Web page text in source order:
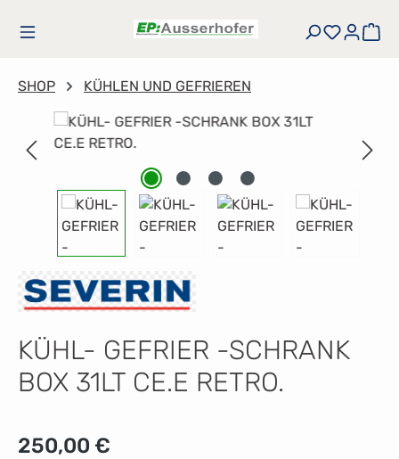
Zum Hauptinhalt springen
Du hast
SHOP KÜHLEN UND GEFRIEREN
Bildergalerie überspringen
KÜHL- GEFRIER -SCHRANK
BOX 31LT CE.E RETRO.
Regulärer Preis:
250,00 €